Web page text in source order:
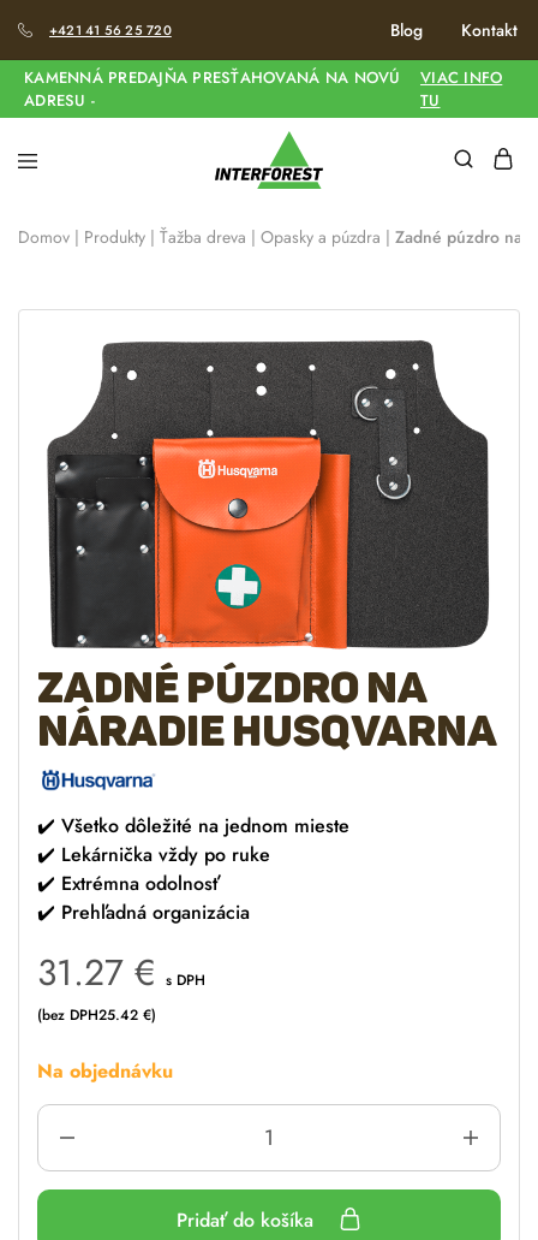
+421 41 56 25 720 Blog Kontakt
KAMENNÁ PREDAJŇA PRESŤAHOVANÁ NA NOVÚ
ADRESU -
VIAC INFO
TU
Domov | Produkty | Ťažba dreva | Opasky a púzdra | Zadné púzdro na
Zadné púzdro na
náradie Husqvarna
✔️ Všetko dôležité na jednom mieste
✔️ Lekárnička vždy po ruke
✔️ Extrémna odolnosť
✔️ Prehľadná organizácia
31.27 € s DPH
(bez DPH25.42 €)
Na objednávku
Pridať do košíka